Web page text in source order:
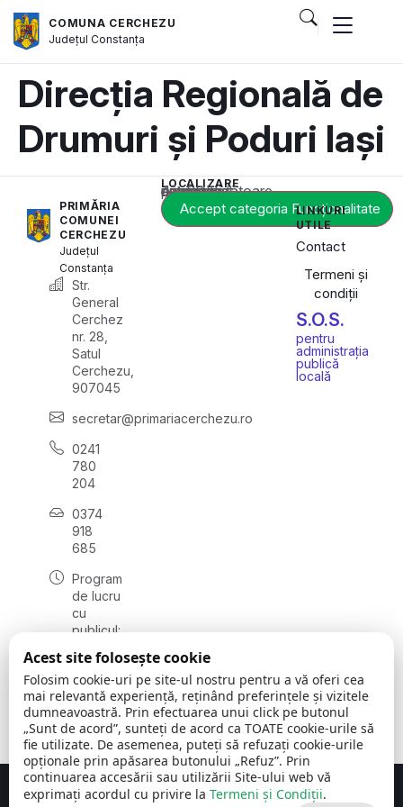
COMUNA CERCHEZU
JudețulConstanța
Direcția Regională de
Drumuri și Poduri Iași
PRIMĂRIA
COMUNEI
CERCHEZU
Județul
Constanța
Str.
General
Cerchez
nr. 28,
Satul
Cerchezu,
907045
secretar@primariacerchezu.ro
0241
780
204
0374
918
685
Program
de lucru
cu
publicul:
08:00 -
16:30
, vineri:
08:00 -
14:00
LOCALIZARE
Acest conținut este blocat până când acceptați categoria corespunzătoare de cookie-uri.
Accept categoria Funcționalitate
LINKURI
UTILE
Contact
Termeni și
condiții
S.O.S.
pentru
administrația
publică
locală
Concept realizat de Big Media Relații Publice SRL
Acest site folosește cookie
Folosim cookie-uri pe site-ul nostru pentru a vă oferi cea
mai relevantă experiență, reținând preferințele și vizitele
dumneavoastră. Prin efectuarea unui click pe butonul
„Sunt de acord”, sunteți de acord ca TOATE cookie-urile să
fie utilizate. De asemenea, puteți să refuzați cookie-urile
opționale prin apăsarea butonului „Refuz”. Prin
continuarea accesării sau utilizării Site-ului web vă
exprimați acordul cu privire la Termeni și Condiții.